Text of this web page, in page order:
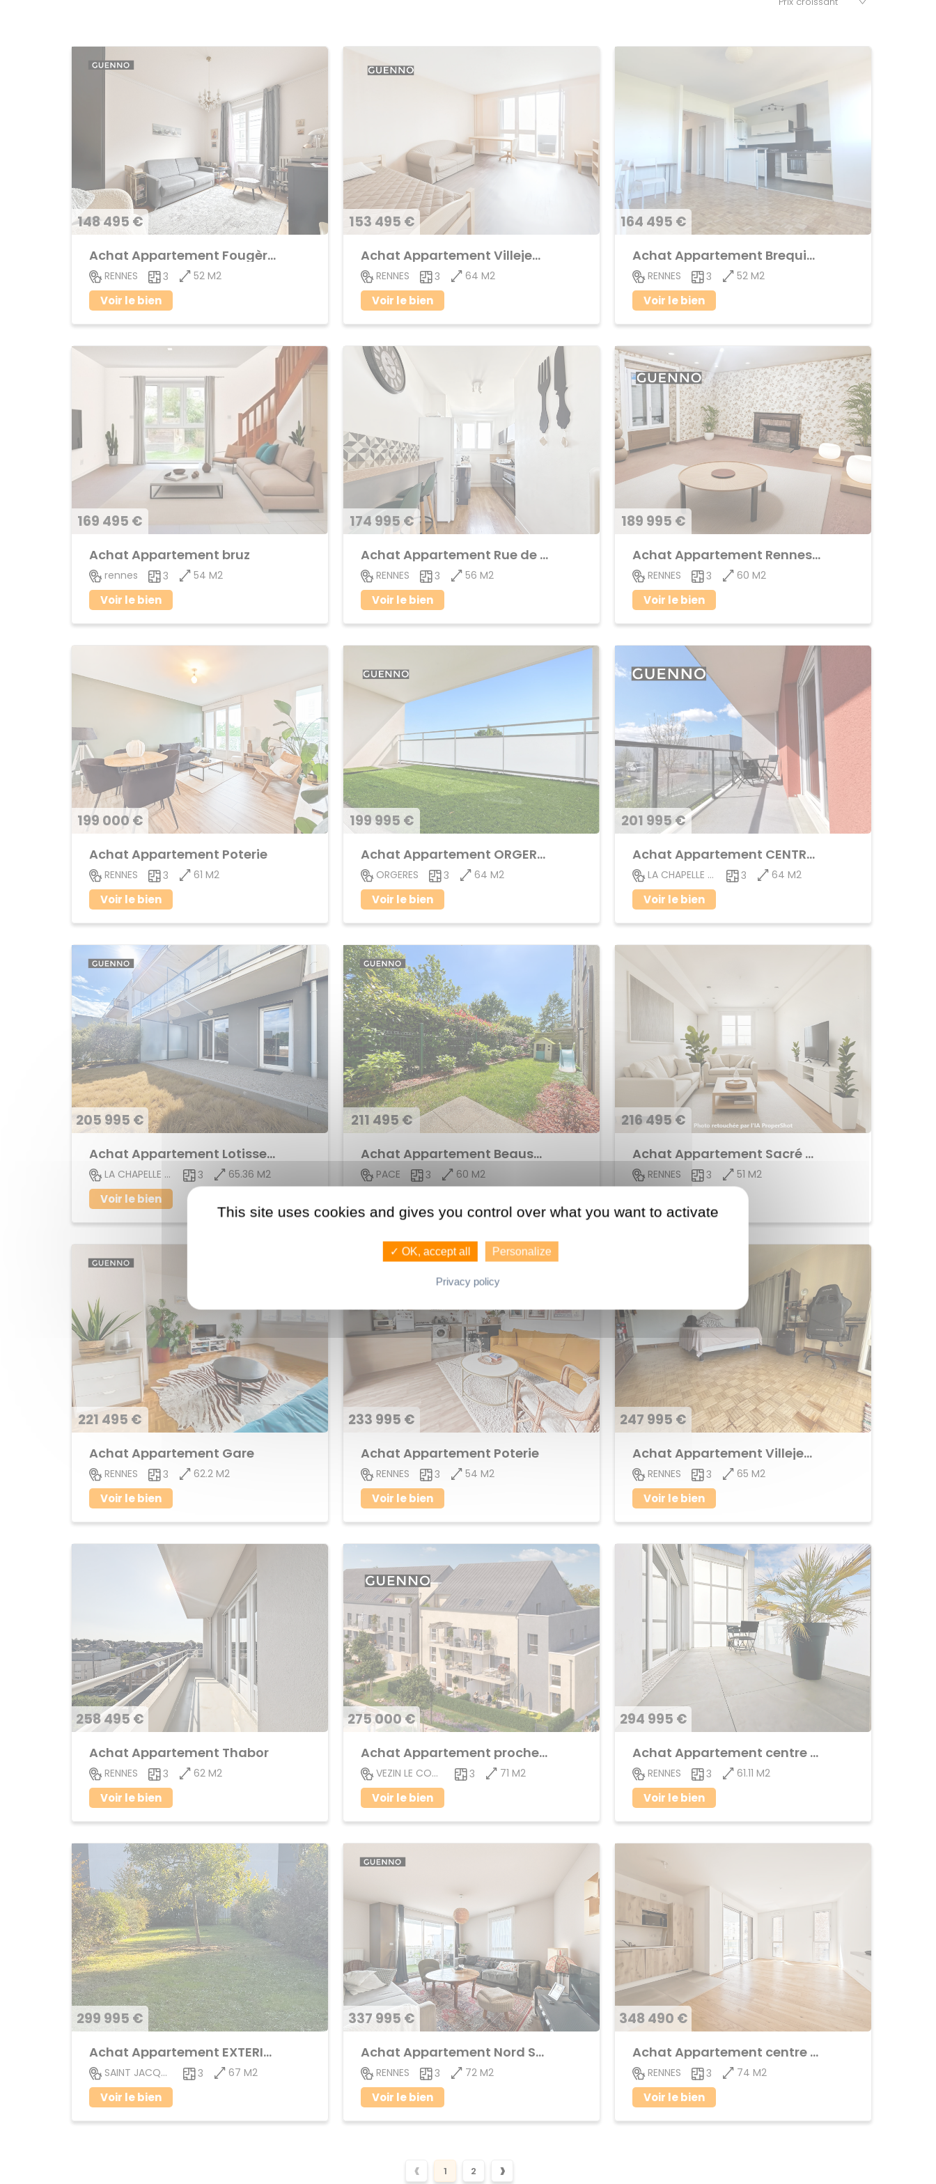
148 495 €
Achat Appartement Fougères
RENNES 3 52 M2
Voir le bien
153 495 €
Achat Appartement Villejean
RENNES 3 64 M2
Voir le bien
164 495 €
Achat Appartement Brequigny
RENNES 3 52 M2
Voir le bien
169 495 €
Achat Appartement bruz
rennes 3 54 M2
Voir le bien
174 995 €
Achat Appartement Rue de Nantes
RENNES 3 56 M2
Voir le bien
189 995 €
Achat Appartement Rennes-Cleunay
RENNES 3 60 M2
Voir le bien
199 000 €
Achat Appartement Poterie
RENNES 3 61 M2
Voir le bien
199 995 €
Achat Appartement ORGERES
ORGERES 3 64 M2
Voir le bien
201 995 €
Achat Appartement CENTRE VILLE
LA CHAPELLE DES FOUGERETZ 3 64 M2
Voir le bien
205 995 €
Achat Appartement Lotissement
LA CHAPELLE DES FOUGERETZ 3 65.36 M2
Voir le bien
211 495 €
Achat Appartement Beausoleil
PACE 3 60 M2
216 495 €
Achat Appartement Sacré Coeur
RENNES 3 51 M2
221 495 €
Achat Appartement Gare
RENNES 3 62.2 M2
Voir le bien
233 995 €
Achat Appartement Poterie
RENNES 3 54 M2
Voir le bien
247 995 €
Achat Appartement Villejean
RENNES 3 65 M2
Voir le bien
258 495 €
Achat Appartement Thabor
RENNES 3 62 M2
Voir le bien
275 000 €
Achat Appartement proche centre ville
VEZIN LE COQUET 3 71 M2
Voir le bien
294 995 €
Achat Appartement centre ville
RENNES 3 61.11 M2
Voir le bien
299 995 €
Achat Appartement EXTERIEUR
SAINT JACQUES DE LA LANDE 3 67 M2
Voir le bien
337 995 €
Achat Appartement Nord Saint-Martin
RENNES 3 72 M2
Voir le bien
348 490 €
Achat Appartement centre ville
RENNES 3 74 M2
Voir le bien
‹ 1 2 ›
This site uses cookies and gives you control over what you want to activate
✓ OK, accept all Personalize
Privacy policy